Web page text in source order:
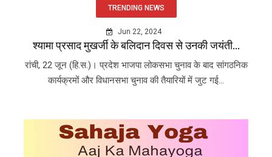
TRENDING NEWS
Jun 22, 2024
श्यामा प्रसाद मुखर्जी के बलिदान दिवस से उनकी जयंती...
रांची, 22 जून (हि.स.)। प्रदेश भाजपा लोकसभा चुनाव के बाद सांगठनिक
कार्यक्रमों और विधानसभा चुनाव की तैयारियों में जुट गई...